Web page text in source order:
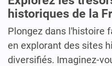
historiques de la
Plongez dans l'histoire
en explorant des sites
diversifiés. Imaginez-